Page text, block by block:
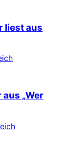
liest aus
„Wer